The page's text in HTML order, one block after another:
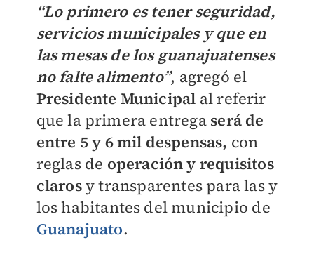
“Lo primero es tener seguridad,
servicios municipales y que en
las mesas de los guanajuatenses
no falte alimento”, agregó el
Presidente Municipal al referir
que la primera entrega será de
entre 5 y 6 mil despensas, con
reglas de operación y requisitos
clarosy transparentes para las y
los habitantes del municipio de
Guanajuato.